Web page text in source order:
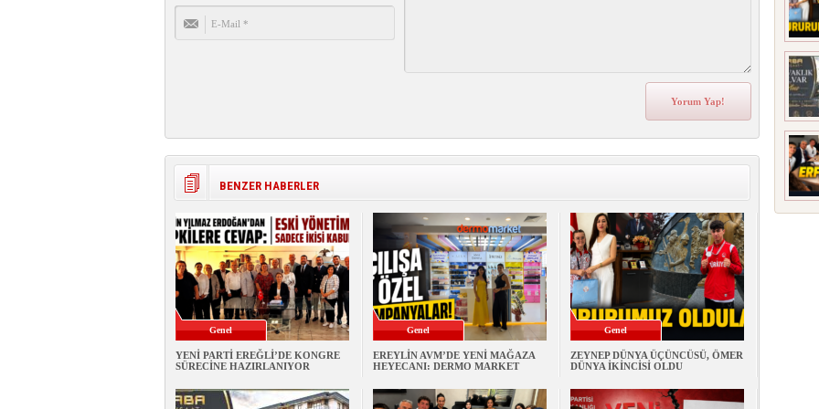
BENZER HABERLER
Genel
YENİ PARTİ EREĞLİ’DE KONGRE
SÜRECİNE HAZIRLANIYOR
Genel
EREYLİN AVM’DE YENİ MAĞAZA
HEYECANI: DERMO MARKET
Genel
ZEYNEP DÜNYA ÜÇÜNCÜSÜ, ÖMER
DÜNYA İKİNCİSİ OLDU